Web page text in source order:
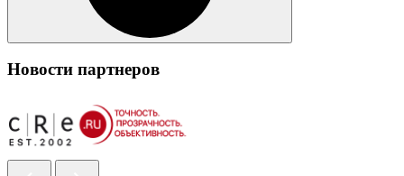
Новости партнеров